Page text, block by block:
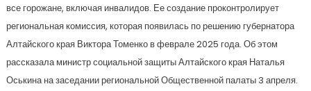
все горожане, включая инвалидов. Ее создание проконтролирует
региональная комиссия, которая появилась по решению губернатора
Алтайского края Виктора Томенко в феврале 2025 года. Об этом
рассказала министр социальной защиты Алтайского края Наталья
Оськина на заседании региональной Общественной палаты 3 апреля.